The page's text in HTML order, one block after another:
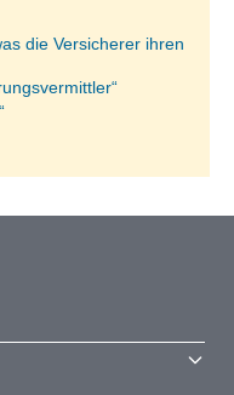
die Versicherer ihren